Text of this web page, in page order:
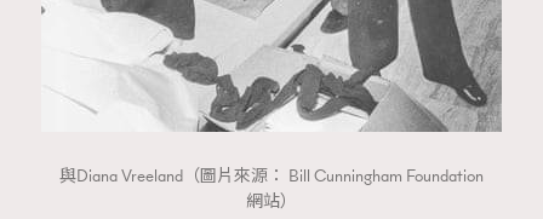
與Diana Vreeland（圖片來源： Bill Cunningham Foundation
網站）